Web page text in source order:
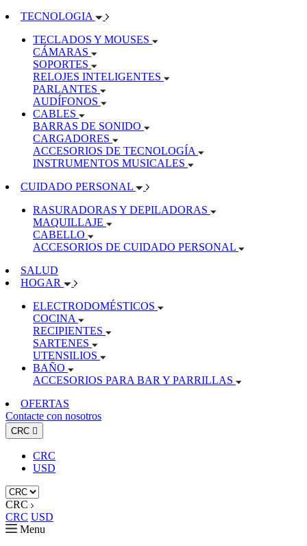
TECNOLOGIA
TECLADOS Y MOUSES
CÁMARAS
SOPORTES
RELOJES INTELIGENTES
PARLANTES
AUDÍFONOS
CABLES
BARRAS DE SONIDO
CARGADORES
ACCESORIOS DE TECNOLOGÍA
INSTRUMENTOS MUSICALES
CUIDADO PERSONAL
RASURADORAS Y DEPILADORAS
MAQUILLAJE
CABELLO
ACCESORIOS DE CUIDADO PERSONAL
SALUD
HOGAR
ELECTRODOMÉSTICOS
COCINA
RECIPIENTES
SARTENES
UTENSILIOS
BAÑO
ACCESORIOS PARA BAR Y PARRILLAS
OFERTAS
Contacte con nosotros
CRC 
CRC
USD
CRC
CRC USD
Menu